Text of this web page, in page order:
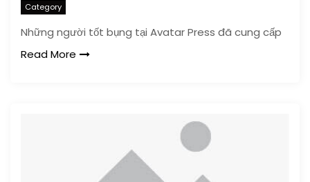
Category
Những người tốt bụng tại Avatar Press đã cung cấp
Read More